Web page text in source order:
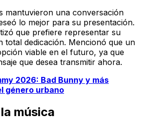
mantuvieron una conversación
lo mejor para su presentación.
que prefiere representar su
total dedicación. Mencionó que un
viable en el futuro, ya que
que desea transmitir ahora.
2026: Bad Bunny y más
género urbano
música